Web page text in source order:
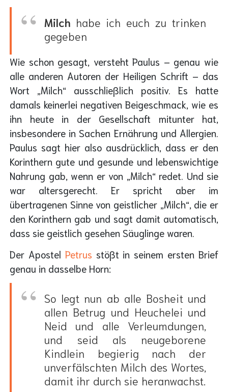
Milch habe ich euch zu trinken
gegeben
Wie schon gesagt, versteht Paulus – genau wie
alle anderen Autoren der Heiligen Schrift – das
Wort „Milch“ ausschließlich positiv. Es hatte
damals keinerlei negativen Beigeschmack, wie es
ihn heute in der Gesellschaft mitunter hat,
insbesondere in Sachen Ernährung und Allergien.
Paulus sagt hier also ausdrücklich, dass er den
Korinthern gute und gesunde und lebenswichtige
Nahrung gab, wenn er von „Milch“ redet. Und sie
war altersgerecht. Er spricht aber im
übertragenen Sinne von geistlicher „Milch“, die er
den Korinthern gab und sagt damit automatisch,
dass sie geistlich gesehen Säuglinge waren.
Der Apostel Petrus stößt in seinem ersten Brief
genau in dasselbe Horn:
So legt nun ab alle Bosheit und
allen Betrug und Heuchelei und
Neid und alle Verleumdungen,
und seid als neugeborene
Kindlein begierig nach der
unverfälschten Milch des Wortes,
damit ihr durch sie heranwachst.